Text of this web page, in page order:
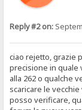
Reply #2 on:
ciao rejetto, grazie
precisione in
alla 262 o qualche
scaricare le
posso verificare,